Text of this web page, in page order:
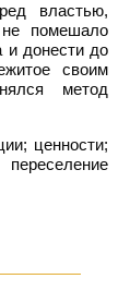
властью,
помешало
и донести до
своим
метод
ценности;
переселение